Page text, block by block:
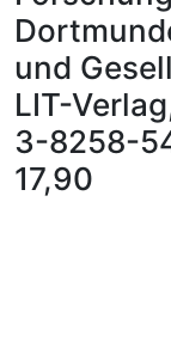
und
LIT-
3-8258-
17,90